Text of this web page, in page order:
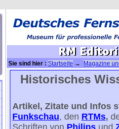
Sie sind hier : Startseite →
Magazine
RM Editorial 1955/2
Historisches
Artikel, Zitate und Infos
Funkschau, den RTMs,
Schriften von Philips und